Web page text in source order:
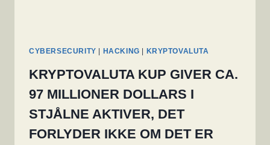
CYBERSECURITY | HACKING | KRYPTOVALUTA
KRYPTOVALUTA KUP GIVER CA.
97 MILLIONER DOLLARS I
STJÅLNE AKTIVER, DET
FORLYDER IKKE OM DET ER